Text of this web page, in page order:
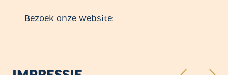
Bezoek onze website: